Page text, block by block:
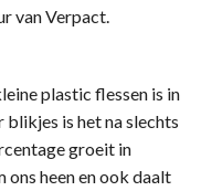
van Verpact.
plastic flessen is in
is het na slechts
groeit in
ons heen en ook daalt